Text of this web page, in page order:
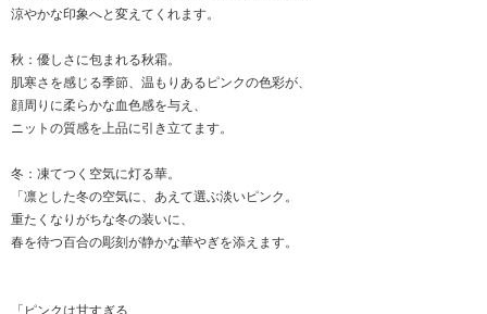
涼やかな印象へと変えてくれます。
秋：優しさに包まれる秋霜。
肌寒さを感じる季節、温もりあるピンクの色彩が、
顔周りに柔らかな血色感を与え、
ニットの質感を上品に引き立てます。
冬：凍てつく空気に灯る華。
「凛とした冬の空気に、あえて選ぶ淡いピンク。
重たくなりがちな冬の装いに、
春を待つ百合の彫刻が静かな華やぎを添えます。
「ピンクは甘すぎる、